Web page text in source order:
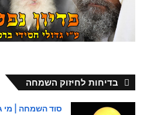
בדיחות לחיזוק השמחה
סוד השמחה | מי